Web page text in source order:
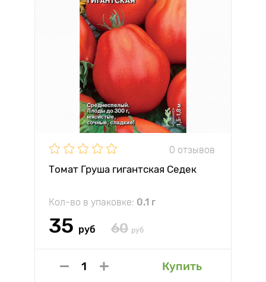
0 отзывов
Томат Груша гигантская Седек
Кол-во в упаковке: 0.1 г
35 руб 60 руб
Купить